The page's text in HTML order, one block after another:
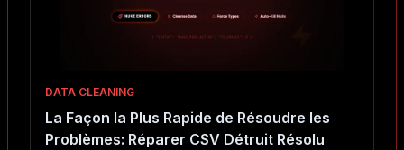
DATA CLEANING
La Façon la Plus Rapide de Résoudre les
Problèmes: Réparer CSV Détruit Résolu